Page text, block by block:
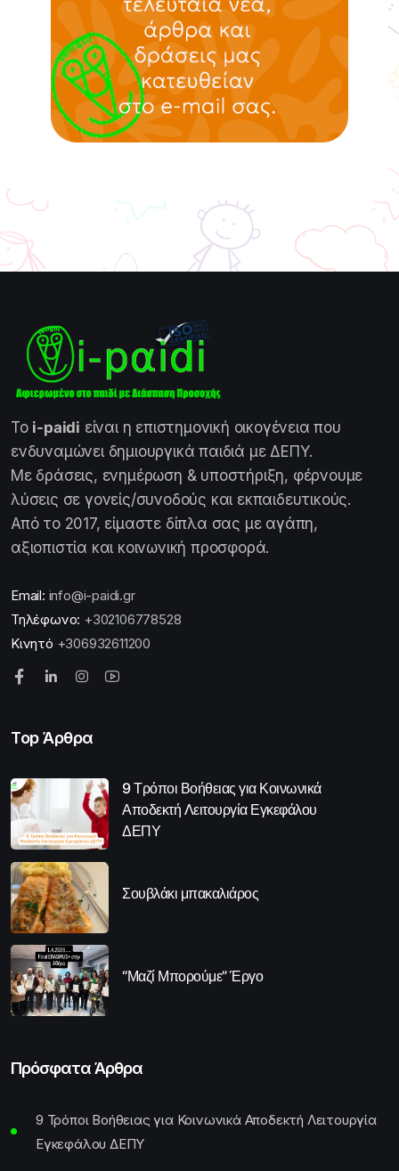
Το i-paidi είναι η επιστημονική οικογένεια που
ενδυναμώνει δημιουργικά παιδιά με ΔΕΠΥ.
Με δράσεις, ενημέρωση & υποστήριξη, φέρνουμε
λύσεις σε γονείς/συνοδούς και εκπαιδευτικούς.
Από το 2017, είμαστε δίπλα σας με αγάπη,
αξιοπιστία και κοινωνική προσφορά.
Email: info@i-paidi.gr
Τηλέφωνο: +302106778528
Κινητό +306932611200
Top Άρθρα
9 Τρόποι Βοήθειας για Κοινωνικά
Αποδεκτή Λειτουργία Εγκεφάλου
ΔΕΠΥ
Σουβλάκι μπακαλιάρος
“Μαζί Μπορούμε” Έργο
Πρόσφατα Άρθρα
9 Τρόποι Βοήθειας για Κοινωνικά Αποδεκτή Λειτουργία
Εγκεφάλου ΔΕΠΥ